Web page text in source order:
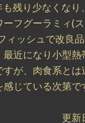
り少なくなり
フグーラミィ(
ィッシュで改良
近になり小型
が、肉食系とは
じている次第で
更新